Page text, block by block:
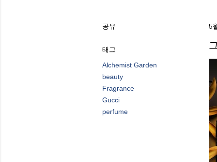
공유
태그
Alchemist Garden
beauty
Fragrance
Gucci
perfume
5